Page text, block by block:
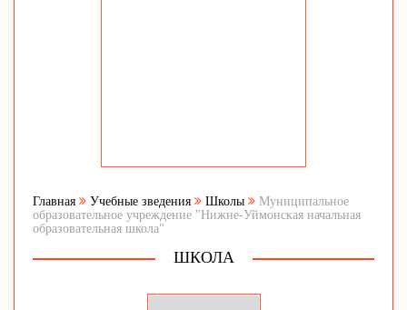
Главная Учебные зведения Школы
Муниципальное
образовательное учреждение "Нижне-Уймонская начальная
образовательная школа"
ШКОЛА